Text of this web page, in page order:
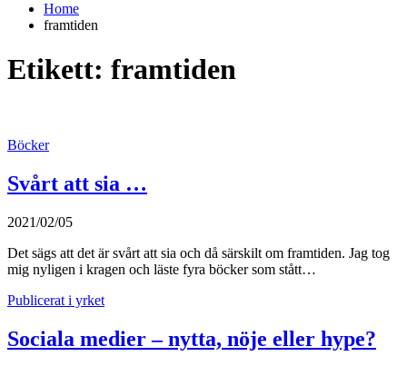
Home
framtiden
Etikett: framtiden
Böcker
Svårt att sia …
2021/02/05
Det sägs att det är svårt att sia och då särskilt om framtiden. Jag tog
mig nyligen i kragen och läste fyra böcker som stått…
Publicerat i yrket
Sociala medier – nytta, nöje eller hype?